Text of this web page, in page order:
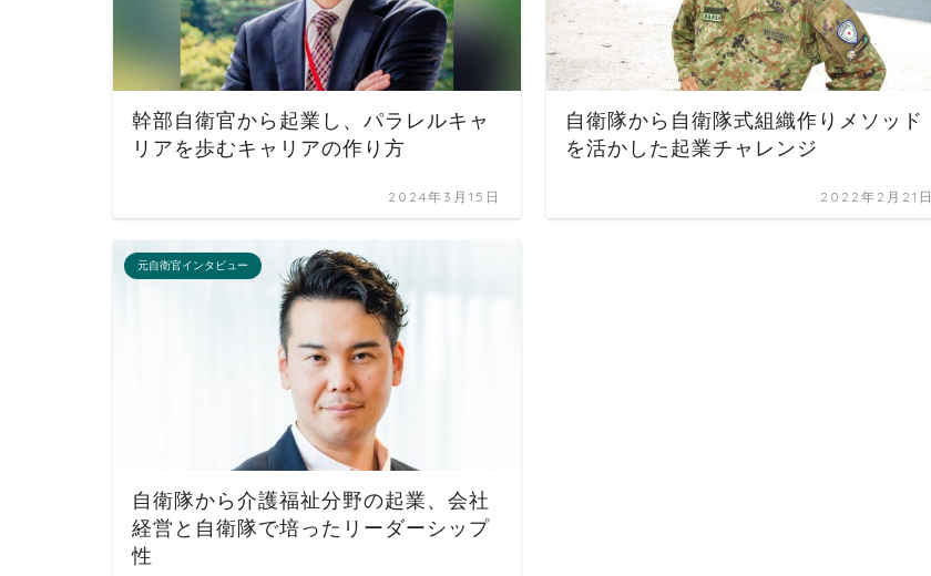
幹部自衛官から起業し、パラレルキャ
リアを歩むキャリアの作り方
2024年3月15日
自衛隊から自衛隊式組織作りメソッド
を活かした起業チャレンジ
2022年2月21日
元自衛官インタビュー
自衛隊から介護福祉分野の起業、会社
経営と自衛隊で培ったリーダーシップ
性